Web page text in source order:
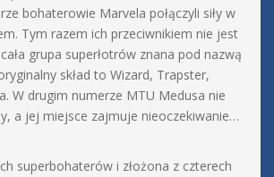
bohaterowie Marvela połączyli siły w
Tym razem ich przeciwnikiem nie jest
grupa superłotrów znana pod nazwą
skład to Wizard, Trapster,
W drugim numerze MTU Medusa nie
a jej miejsce zajmuje nieoczekiwanie…
superbohaterów i złożona z czterech